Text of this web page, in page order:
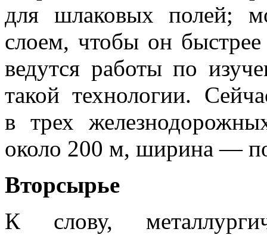
для шлаковых полей;
слоем, чтобы он
ведутся работы по
такой технологии.
в трех
около 200 м, ширина —
Вторсырье
К слову,